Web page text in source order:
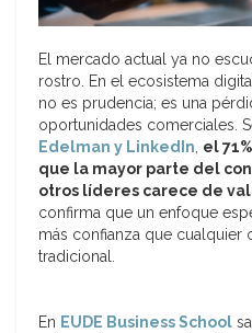
El mercado actual ya no
rostro. En el ecosistema
no es prudencia; es una
oportunidades comerciales.
Edelman y LinkedIn, el
que la mayor parte del
otros líderes carece de
confirma que un enfoque
más confianza que cualquier
tradicional.
En EUDE Business School